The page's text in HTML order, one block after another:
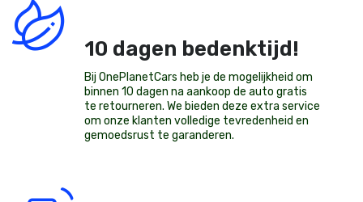
10 dagen bedenktijd!
Bij OnePlanetCars heb je de mogelijkheid om
binnen 10 dagen na aankoop de auto gratis
te retourneren. We bieden deze extra service
om onze klanten volledige tevredenheid en
gemoedsrust te garanderen.